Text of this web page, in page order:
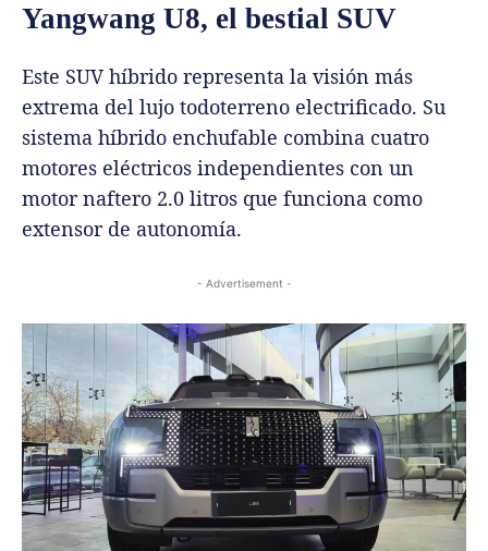
Yangwang U8, el bestial SUV
Este SUV híbrido representa la visión más
extrema del lujo todoterreno electrificado. Su
sistema híbrido enchufable combina cuatro
motores eléctricos independientes con un
motor naftero 2.0 litros que funciona como
extensor de autonomía.
- Advertisement -